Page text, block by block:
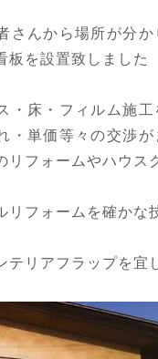
さんから場所が分
板を設置致しました
・床・フィルム施
・単価等々の交渉
リフォームやハウス
リフォームを確かな
テリアフラップを宜